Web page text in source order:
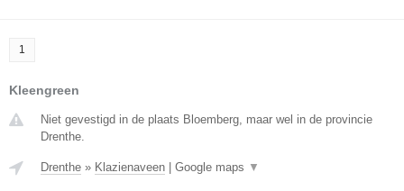
1
Kleengreen
Niet gevestigd in de plaats Bloemberg, maar wel in de provincie
Drenthe.
Drenthe » Klazienaveen Google maps ▼